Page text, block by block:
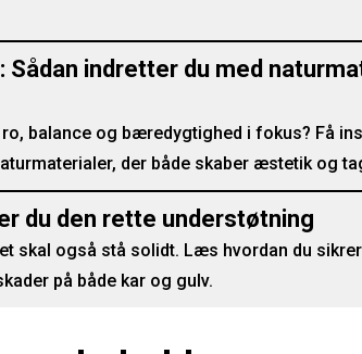
indretter du med
balance og bæredygtighed i fokus? Få
der både skaber æstetik og
du den rette understøtning
skal også stå solidt. Læs hvordan du
på både kar og gulv.